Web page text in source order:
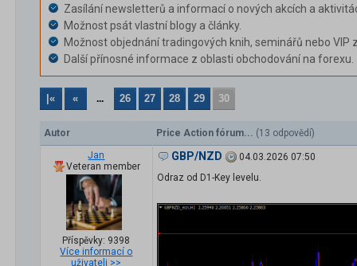
Zasílání newsletterů a informací o nových akcích a
Možnost psát vlastní blogy a články.
Možnost objednání tradingových knih, seminářů nebo VIP
Další přínosné informace z oblasti obchodování na forexu.
|« « ... 26 27 28 29 30
Autor Price Action fórum... (13 odpovědí)
Jan
Veteran member
Příspěvky: 9398
Více informací o
uživateli >>
GBP/NZD
04.03.2026 07:50
Odraz od D1-Key levelu.